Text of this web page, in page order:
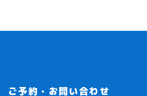
ご予約・お問い合わせ